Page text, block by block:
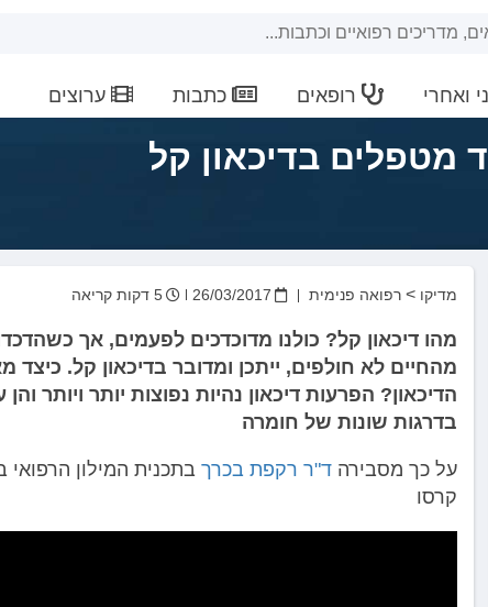
ואחרי רופאים כתבות ערוצים
מטפלים בדיכאון קל
מדיקו > רפואה פנימית 26/03/2017 5 דקות קריאה
מהו דיכאון קל? כולנו מדוכדכים לפעמים, אך
מהחיים לא חולפים, ייתכן ומדובר בדיכאון קל.
הדיכאון? הפרעות דיכאון נהיות נפוצות יותר ויותר והן
בדרגות שונות של חומרה
על כך מסבירה ד"ר רקפת בכרך בתכנית המילון הרפואי
קרסו